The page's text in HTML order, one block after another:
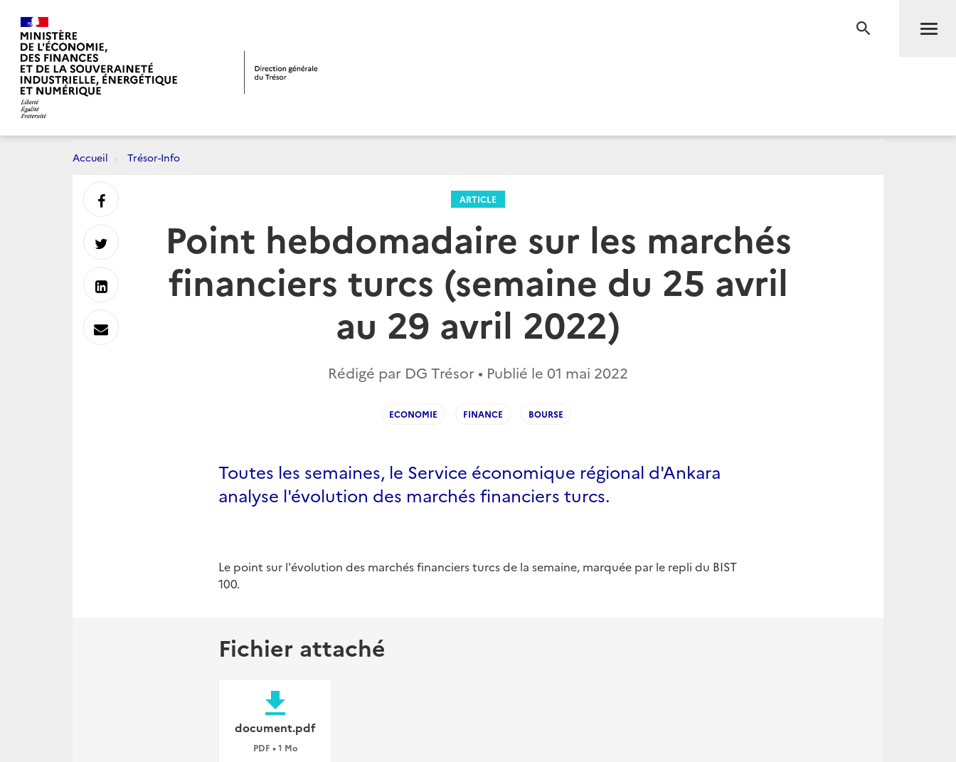
RECHERCHE
Accueil Trésor-Info
ARTICLE
Point hebdomadaire sur les marchés
financiers turcs (semaine du 25 avril
au 29 avril 2022)
Rédigé par DG Trésor • Publié le 01 mai 2022
ECONOMIE FINANCE BOURSE
Toutes les semaines, le Service économique régional d'Ankara
analyse l'évolution des marchés financiers turcs.
Le point sur l'évolution des marchés financiers turcs de la semaine, marquée par le repli du BIST
100.
Fichier attaché
file_download
document.pdf
PDF • 1 Mo
Partager
sur
Partager
sur
Partager
sur
Envoyer